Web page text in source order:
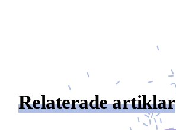
Relaterade artiklar